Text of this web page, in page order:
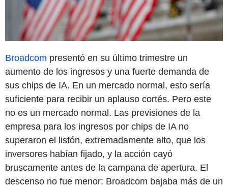
Broadcom presentó en su último trimestre un
aumento de los ingresos y una fuerte demanda de
sus chips de IA. En un mercado normal, esto sería
suficiente para recibir un aplauso cortés. Pero este
no es un mercado normal. Las previsiones de la
empresa para los ingresos por chips de IA no
superaron el listón, extremadamente alto, que los
inversores habían fijado, y la acción cayó
bruscamente antes de la campana de apertura. El
descenso no fue menor: Broadcom bajaba más de un